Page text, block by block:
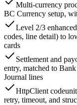
Multi-currency
BC Currency setup,
Level 2/3
codes, line detail) to
cards
Settlement and
entry, matched to
Journal lines
HttpClient
retry, timeout, and